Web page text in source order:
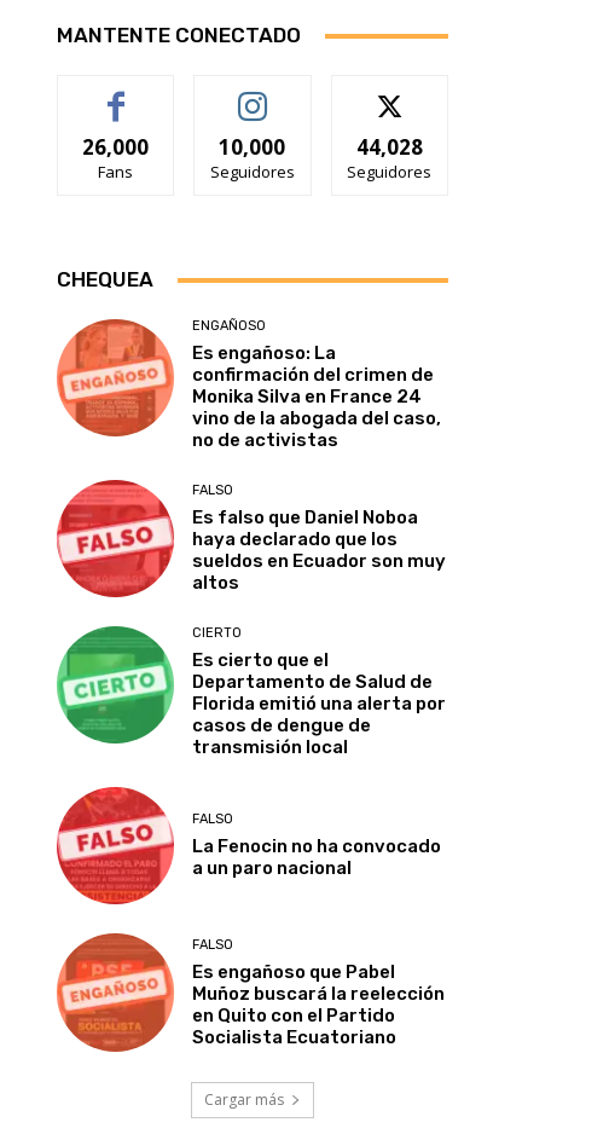
MANTENTE CONECTADO
26,000
Fans
10,000
Seguidores
44,028
Seguidores
CHEQUEA
ENGAÑOSO
Es engañoso: La
confirmación del crimen de
Monika Silva en France 24
vino de la abogada del caso,
no de activistas
FALSO
Es falso que Daniel Noboa
haya declarado que los
sueldos en Ecuador son muy
altos
CIERTO
Es cierto que el
Departamento de Salud de
Florida emitió una alerta por
casos de dengue de
transmisión local
FALSO
La Fenocin no ha convocado
a un paro nacional
FALSO
Es engañoso que Pabel
Muñoz buscará la reelección
en Quito con el Partido
Socialista Ecuatoriano
Cargar más